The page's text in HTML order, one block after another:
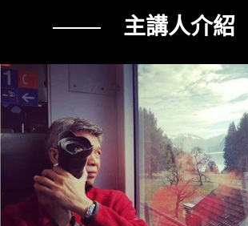
─── 主講人介